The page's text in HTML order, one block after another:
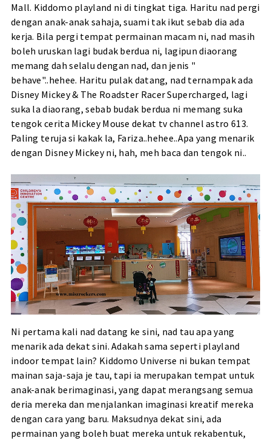
Mall. Kiddomo playland ni di tingkat tiga. Haritu nad pergi
dengan anak-anak sahaja, suami tak ikut sebab dia ada
kerja. Bila pergi tempat permainan macam ni, nad masih
boleh uruskan lagi budak berdua ni, lagipun diaorang
memang dah selalu dengan nad, dan jenis "
behave"..hehee. Haritu pulak datang, nad ternampak ada
Disney Mickey & The Roadster Racer Supercharged, lagi
suka la diaorang, sebab budak berdua ni memang suka
tengok cerita Mickey Mouse dekat tv channel astro 613.
Paling teruja si kakak la, Fariza..hehee..Apa yang menarik
dengan Disney Mickey ni, hah, meh baca dan tengok ni..
Ni pertama kali nad datang ke sini, nad tau apa yang
menarik ada dekat sini. Adakah sama seperti playland
indoor tempat lain? Kiddomo Universe ni bukan tempat
mainan saja-saja je tau, tapi ia merupakan tempat untuk
anak-anak berimaginasi, yang dapat merangsang semua
deria mereka dan menjalankan imaginasi kreatif mereka
dengan cara yang baru. Maksudnya dekat sini, ada
permainan yang boleh buat mereka untuk rekabentuk,